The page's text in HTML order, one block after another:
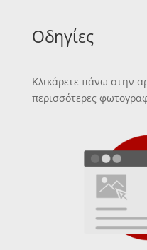
Οδηγίες
Κλικάρετε πάνω στην
περισσότερες